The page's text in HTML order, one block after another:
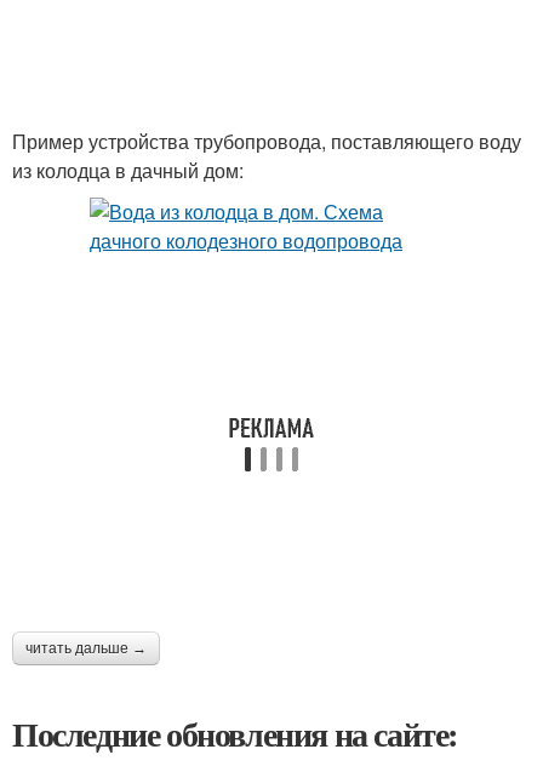
Пример устройства трубопровода, поставляющего воду
из колодца в дачный дом:
читать дальше →
Последние обновления на сайте: